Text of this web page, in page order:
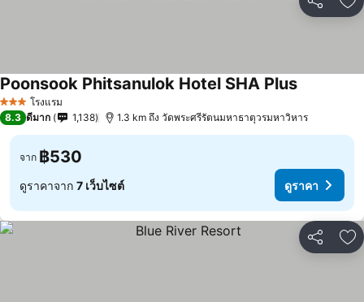
แชร์ เ
3 ดาว โรงแรม
Poonsook Phitsanulok Hotel SHA Plus
8.3 ดีมาก 1,138 1.3 km ถึง วัดพระศรีรัตนมหาธาตุวรมหาวิหาร
จาก ฿530
ดูราคาจาก 7 เว็บไซต์ ดูราคา
แชร์ เ